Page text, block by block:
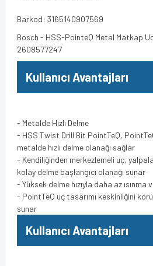
Barkod: 3165140907569
Bosch - HSS-PointeQ Metal Matkap
2608577247
Kullanıcı Avantajları
- Metalde Hızlı Delme
- HSS Twist Drill Bit PointTeQ,
metalde hızlı delme olanağı sağlar
- Kendiliğinden merkezlemeli uç,
kolay delme başlangıcı olanağı sunar
- Yüksek delme hızıyla daha az ısınma
- PointTeQ uç tasarımı keskinliğini
sunar
Kullanıcı Avantajları